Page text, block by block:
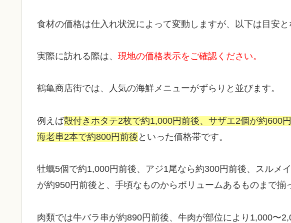
食材の価格は仕入れ状況によって変動しますが、以下は目安と
実際に訪れる際は、 現地の価格表示をご確認ください。
鶴亀商店街では、人気の海鮮メニューがずらりと並びます。
例えば殻付きホタテ2枚で約1,000円前後、サザエ2個が約600
海老串2本で約800円前後 といった価格帯です。
牡蠣5個で約1,000円前後、アジ1尾なら約300円前後、スルメ
が約950円前後と、手頃なものからボリュームあるものまで揃
肉類では牛バラ串が約890円前後、牛肉が部位により1,000〜